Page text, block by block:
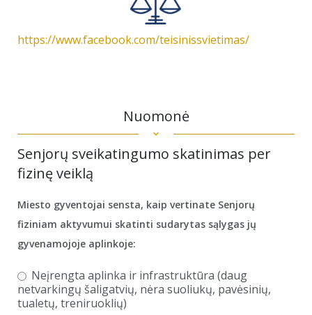
https://www.facebook.com/teisinissvietimas/
Nuomonė
Senjorų sveikatingumo skatinimas per
fizinę veiklą
Miesto gyventojai sensta, kaip vertinate Senjorų
fiziniam aktyvumui skatinti sudarytas sąlygas jų
gyvenamojoje aplinkoje:
Neįrengta aplinka ir infrastruktūra (daug
netvarkingų šaligatvių, nėra suoliukų, pavėsinių,
tualetų, treniruoklių)